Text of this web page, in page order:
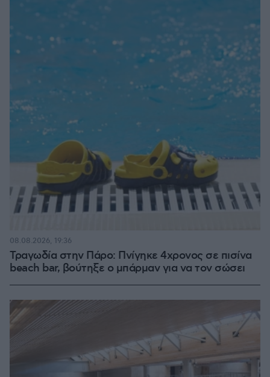
Τραγωδία στην Πάρο: Πνίγηκε 4χρονος σε πισίνα
beach bar, βούτηξε ο μπάρμαν για να τον σώσει
08.08.2026, 19:36